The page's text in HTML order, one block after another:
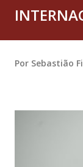
Por Sebastião